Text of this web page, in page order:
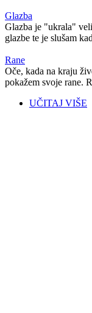
Glazba
Glazba je "ukrala"
glazbe te je slušam
Rane
Oče, kada na kraju
pokažem svoje rane.
UČITAJ VIŠE